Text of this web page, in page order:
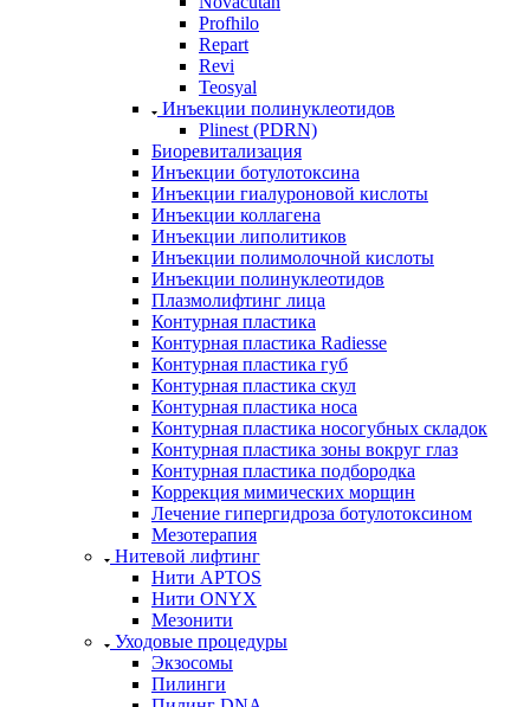
Profhilo
Repart
Revi
Teosyal
Инъекции полинуклеотидов
Plinest (PDRN)
Биоревитализация
Инъекции ботулотоксина
Инъекции гиалуроновой кислоты
Инъекции коллагена
Инъекции липолитиков
Инъекции полимолочной кислоты
Инъекции полинуклеотидов
Плазмолифтинг лица
Контурная пластика
Контурная пластика Radiesse
Контурная пластика губ
Контурная пластика скул
Контурная пластика носа
Контурная пластика носогубных складок
Контурная пластика зоны вокруг глаз
Контурная пластика подбородка
Коррекция мимических морщин
Лечение гипергидроза ботулотоксином
Мезотерапия
Нитевой лифтинг
Нити APTOS
Нити ONYX
Мезонити
Уходовые процедуры
Экзосомы
Пилинги